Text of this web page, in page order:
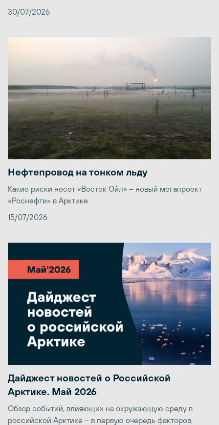
30/07/2026
Нефтепровод на тонком льду
Какие риски несет «Восток Ойл» – новый мегапроект
«Роснефти» в Арктике
15/07/2026
Дайджест новостей о Российской
Арктике. Май 2026
Обзор событий, влияющих на окружающую среду в
российской Арктике – в первую очередь факторов,